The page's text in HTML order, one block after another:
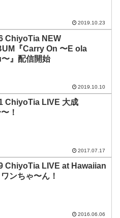
2019.10.23
『Carry On 〜E ola
』配信開始
2019.10.10
ChiyoTia LIVE 大成
！
2017.07.17
ChiyoTia LIVE at Hawaiian
ンちゃ〜ん！
2016.06.06